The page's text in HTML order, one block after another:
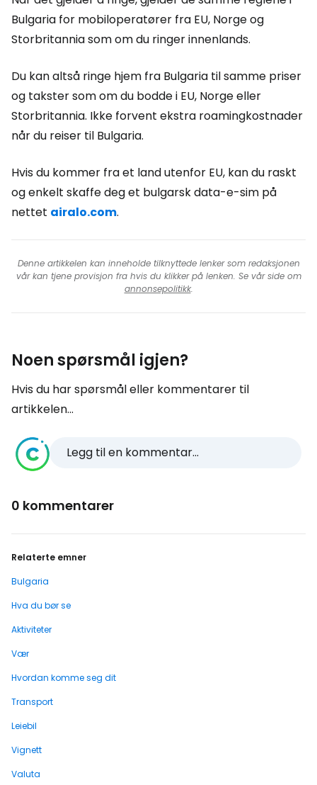
Bulgaria for mobiloperatører fra EU, Norge og
Storbritannia som om du ringer innenlands.
Du kan altså ringe hjem fra Bulgaria til samme priser
og takster som om du bodde i EU, Norge eller
Storbritannia. Ikke forvent ekstra roamingkostnader
når du reiser til Bulgaria.
Hvis du kommer fra et land utenfor EU, kan du raskt
og enkelt skaffe deg et bulgarsk data-e-sim på
nettet airalo.com.
Denne artikkelen kan inneholde tilknyttede lenker som redaksjonen
vår kan tjene provisjon fra hvis du klikker på lenken. Se vår side om
annonsepolitikk.
Noen spørsmål igjen?
Hvis du har spørsmål eller kommentarer til
artikkelen...
Legg til en kommentar...
0 kommentarer
Relaterte emner
Bulgaria
Hva du bør se
Aktiviteter
Vær
Hvordan komme seg dit
Transport
Leiebil
Vignett
Valuta